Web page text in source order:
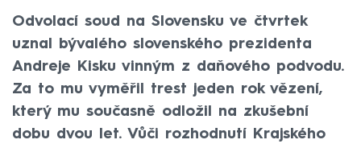
Odvolací soud na Slovensku ve čtvrtek
uznal bývalého slovenského prezidenta
Andreje Kisku vinným z daňového podvodu.
Za to mu vyměřil trest jeden rok vězení,
který mu současně odložil na zkušební
dobu dvou let. Vůči rozhodnutí Krajského